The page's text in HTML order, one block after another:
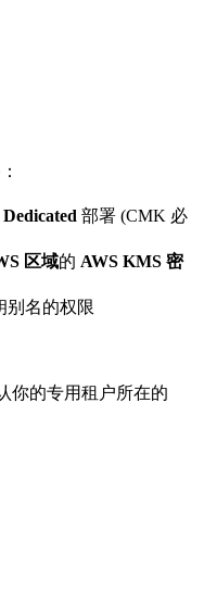
部署 (CMK 必
区域的 AWS KMS 密
别名的权限
你的专用租户所在的